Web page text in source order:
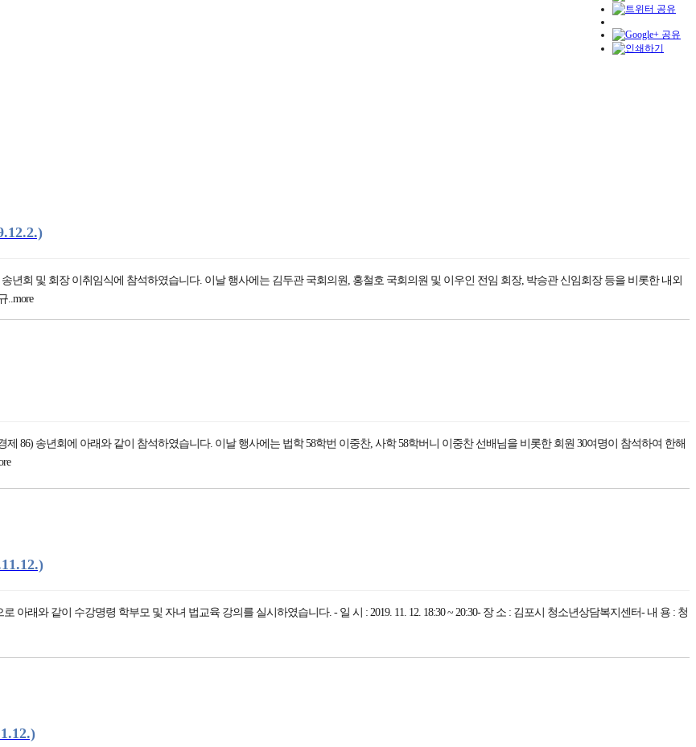
년회 및 회장 이취임식에 참석하였습니다. 이날 행사에는 김두관 국회의원, 홍철호 국회의원 및 이우인 전임 회장, 박승관 신임회장 등을 비롯한 내외
..more
86) 송년회에 아래와 같이 참석하였습니다. 이날 행사에는 법학 58학번 이중찬, 사학 58학버니 이중찬 선배님을 비롯한 회원 30여명이 참석하여 한해
아래와 같이 수강명령 학부모 및 자녀 법교육 강의를 실시하였습니다. - 일 시 : 2019. 11. 12. 18:30 ~ 20:30- 장 소 : 김포시 청소년상담복지센터- 내 용 : 청